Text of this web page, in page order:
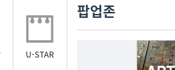
U-STAR
팝업존